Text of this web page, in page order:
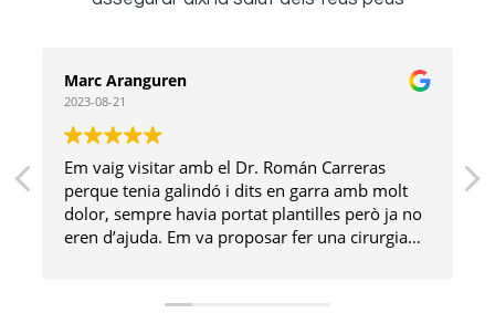
Marc Aranguren
2023-08-21
Em vaig visitar amb el Dr. Román Carreras
perque tenia galindó i dits en garra amb molt
dolor, sempre havia portat plantilles però ja no
eren d’ajuda. Em va proposar fer una cirurgia